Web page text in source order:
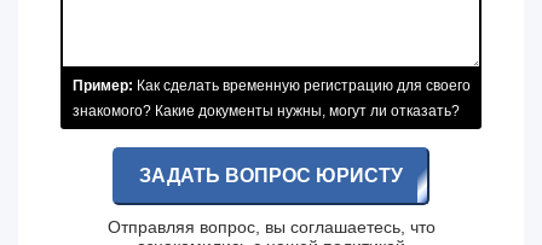
Пример: Как сделать временную регистрацию для своего
знакомого? Какие документы нужны, могут ли отказать?
ЗАДАТЬ ВОПРОС ЮРИСТУ
Отправляя вопрос, вы соглашаетесь, что